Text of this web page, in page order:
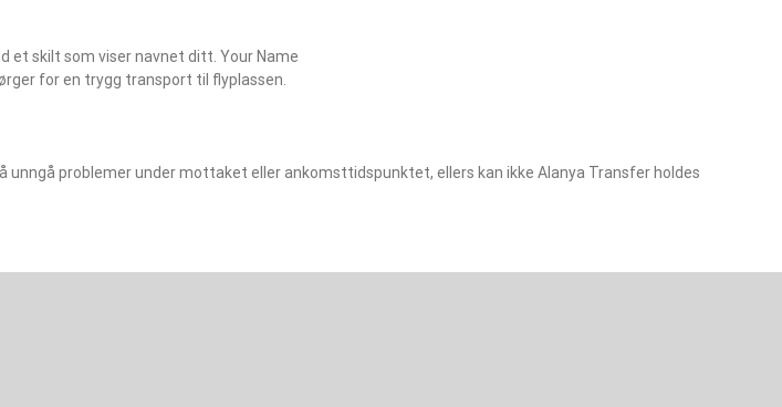
et skilt som viser navnet ditt. Your Name
for en trygg transport til flyplassen.
problemer under mottaket eller ankomsttidspunktet, ellers kan ikke Alanya Transfer holdes